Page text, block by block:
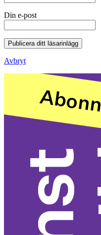
Din e-post
Publicera ditt läsarinlägg
Avbryt